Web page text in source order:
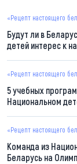
«Рецепт настоящего
Будут ли в
детей интерес к
«Рецепт настоящего
5 учебных
Национальном
«Рецепт настоящего
Команда из
Беларусь на